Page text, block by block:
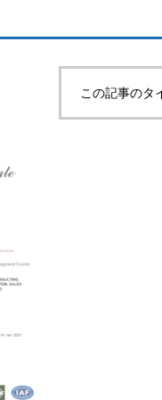
この記事のタ